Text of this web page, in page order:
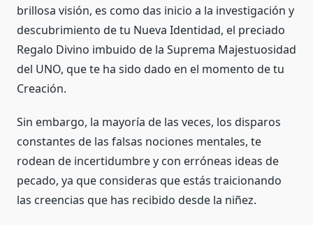
brillosa visión, es como das inicio a la investigación y
descubrimiento de tu Nueva Identidad, el preciado
Regalo Divino imbuido de la Suprema Majestuosidad
del UNO, que te ha sido dado en el momento de tu
Creación.
Sin embargo, la mayoría de las veces, los disparos
constantes de las falsas nociones mentales, te
rodean de incertidumbre y con erróneas ideas de
pecado, ya que consideras que estás traicionando
las creencias que has recibido desde la niñez.